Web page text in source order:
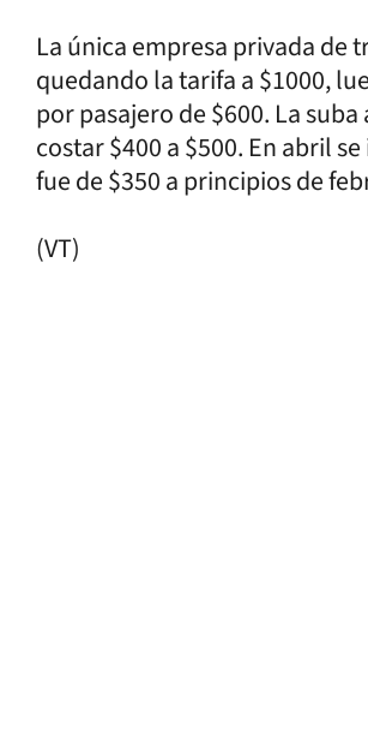
La única empresa privada de
quedando la tarifa a $1000,
por pasajero de $600. La
costar $400 a $500. En abril
fue de $350 a principios de
(VT)